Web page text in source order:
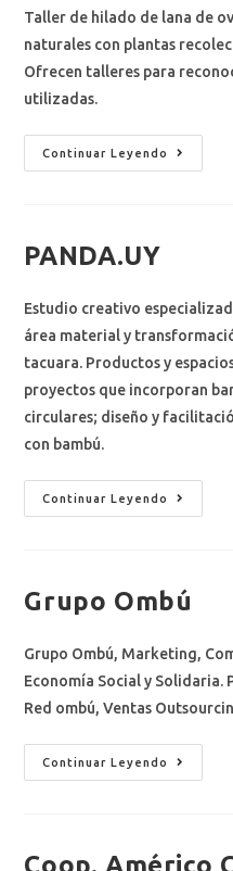
Taller de hilado de lana de
naturales con plantas
Ofrecen talleres para
utilizadas.
Continuar Leyendo
PANDA.UY
Estudio creativo
área material y
tacuara. Productos y
proyectos que incorporan
circulares; diseño y
con bambú.
Continuar Leyendo
Grupo Ombú
Grupo Ombú, Marketing,
Economía Social y
Red ombú, Ventas
Continuar Leyendo
Coop. Américo